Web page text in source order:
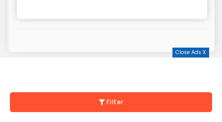
Close Ads X
Filter